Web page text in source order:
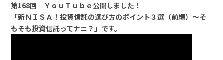
第168回 ＹｏｕＴｕｂｅ公開しました！
「新ＮＩＳＡ！投資信託の選び方のポイント３選（前編）～そ
もそも投資信託ってナニ？」です。